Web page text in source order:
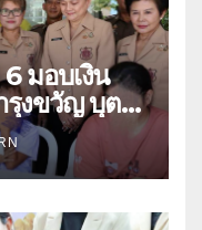
มอบเงิน
รุงขวัญ บุตร-